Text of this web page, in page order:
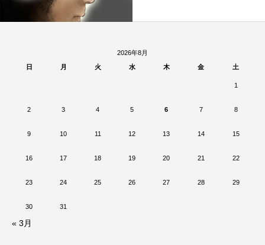
2026年8月
日
月 火 水 木 金 土
1
2 3 4 5 6 7 8
9 10 11 12 13 14 15
16 17 18 19 20 21 22
23 24 25 26 27 28 29
30 31
« 3月